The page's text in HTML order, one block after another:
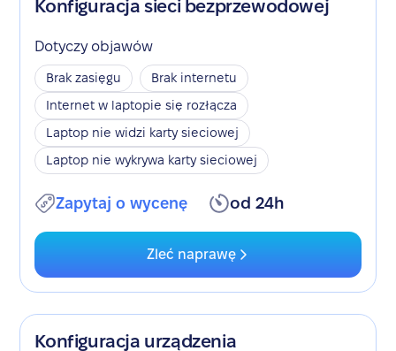
Konfiguracja sieci bezprzewodowej
Dotyczy objawów
Brak zasięgu
Brak internetu
Internet w laptopie się rozłącza
Laptop nie widzi karty sieciowej
Laptop nie wykrywa karty sieciowej
Zapytaj o wycenę od 24h
Zleć naprawę
Konfiguracja urządzenia